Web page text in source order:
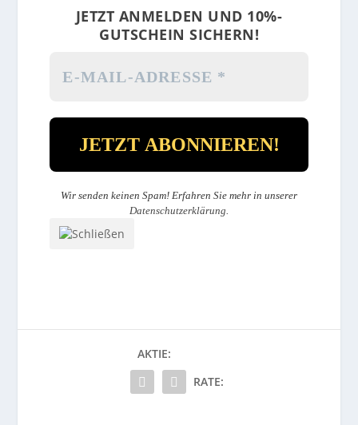
JETZT ANMELDEN UND 10%-
GUTSCHEIN SICHERN!
Wir senden keinen Spam! Erfahren Sie mehr in unserer
Datenschutzerklärung.
AKTIE:
RATE: